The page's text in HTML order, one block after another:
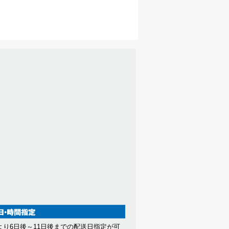
り6日後～11日後までの配送日指定が可